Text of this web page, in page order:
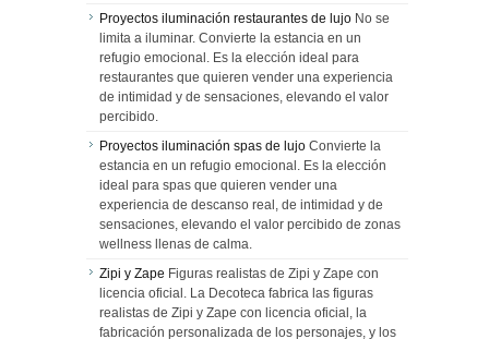
Proyectos iluminación restaurantes de lujo No se
limita a iluminar. Convierte la estancia en un
refugio emocional. Es la elección ideal para
restaurantes que quieren vender una experiencia
de intimidad y de sensaciones, elevando el valor
percibido.
Proyectos iluminación spas de lujo Convierte la
estancia en un refugio emocional. Es la elección
ideal para spas que quieren vender una
experiencia de descanso real, de intimidad y de
sensaciones, elevando el valor percibido de zonas
wellness llenas de calma.
Zipi y Zape Figuras realistas de Zipi y Zape con
licencia oficial. La Decoteca fabrica las figuras
realistas de Zipi y Zape con licencia oficial, la
fabricación personalizada de los personajes, y los